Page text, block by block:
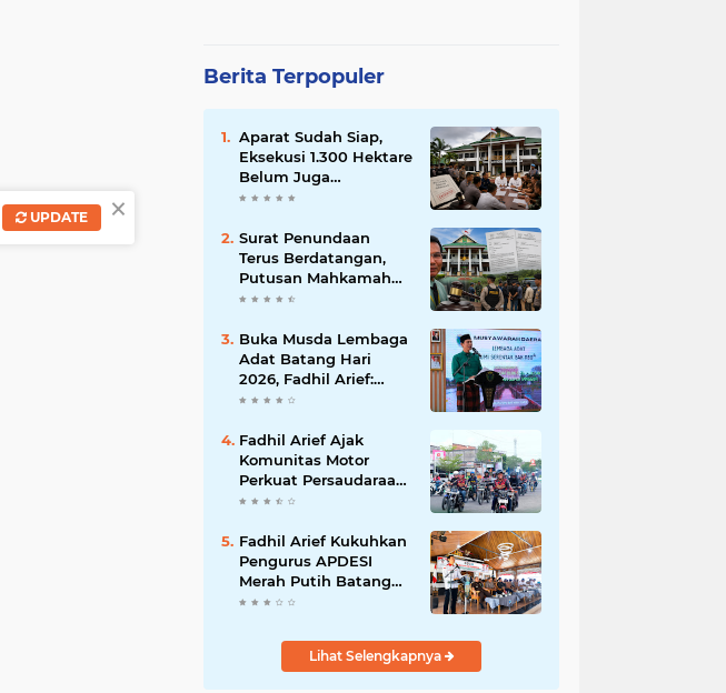
Berita Terpopuler
Aparat Sudah Siap,
Eksekusi 1.300 Hektare
Belum Juga
Ditetapkan PN Muara
Surat Penundaan
Terus Berdatangan,
Putusan Mahkamah
Agung Sudah Final,
Belum Dilaksanakan?
Buka Musda Lembaga
Adat Batang Hari
2026, Fadhil Arief:
Adat Adalah Benteng
Muda
Fadhil Arief Ajak
Komunitas Motor
Perkuat Persaudaraan
dan Budaya Tertib
Fadhil Arief Kukuhkan
Pengurus APDESI
Merah Putih Batang
Hari, Iknak Nahkodai
Lihat Selengkapnya
×
UPDATE